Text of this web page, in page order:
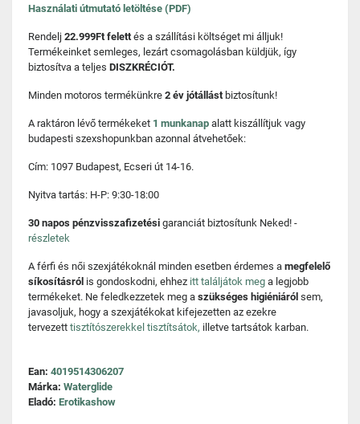
Használati útmutató letöltése (PDF)
Rendelj 22.999Ft felettés a szállítási költséget mi álljuk!
Termékeinket semleges, lezárt csomagolásban küldjük, így
biztosítva a teljes DISZKRÉCIÓT.
Minden motoros termékünkre 2 év jótállást biztosítunk!
A raktáron lévő termékeket 1 munkanap alatt kiszállítjuk vagy
budapesti szexshopunkban azonnal átvehetőek:
Cím: 1097 Budapest, Ecseri út 14-16.
Nyitva tartás: H-P: 9:30-18:00
30 napos pénzvisszafizetési garanciát biztosítunk Neked! -
részletek
A férfi és női szexjátékoknál minden esetben érdemes a megfelelő
síkosításról is gondoskodni, ehhez itt találjátok meg a legjobb
termékeket. Ne feledkezzetek meg a szükséges higiéniáról sem,
javasoljuk, hogy a szexjátékokat kifejezetten az ezekre
tervezett tisztítószerekkel tisztítsátok, illetve tartsátok karban.
Ean: 4019514306207
Márka: Waterglide
Eladó: Erotikashow